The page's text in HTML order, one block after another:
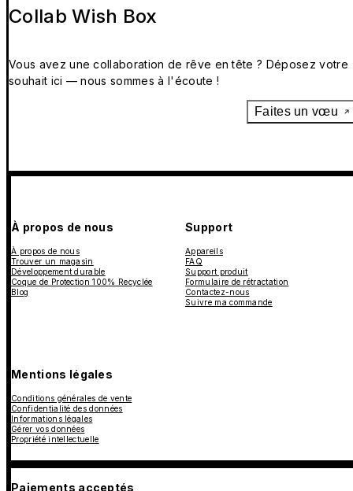
Collab Wish Box
Vous avez une collaboration de rêve en tête ? Déposez votre
souhait ici — nous sommes à l'écoute !
Faites un vœu
À propos de nous
À propos de nous
Trouver un magasin
Développement durable
Coque de Protection 100% Recyclée
Blog
Support
Appareils
FAQ
Support produit
Formulaire de rétractation
Contactez-nous
Suivre ma commande
Mentions légales
Conditions générales de vente
Confidentialité des données
Informations légales
Gérer vos données
Propriété intellectuelle
Paiements acceptés